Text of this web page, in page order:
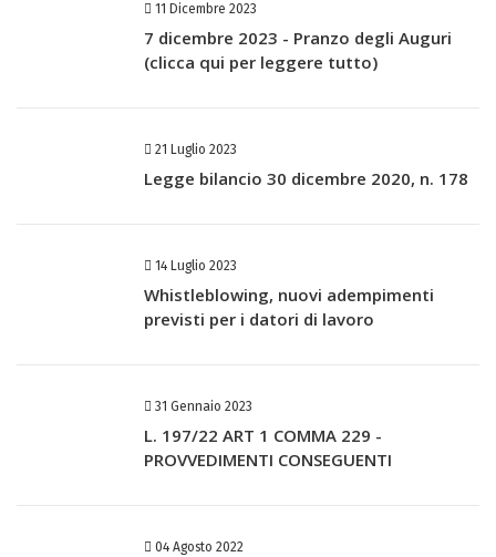
11 Dicembre 2023
7 dicembre 2023 - Pranzo degli Auguri
(clicca qui per leggere tutto)
21 Luglio 2023
Legge bilancio 30 dicembre 2020, n. 178
14 Luglio 2023
Whistleblowing, nuovi adempimenti
previsti per i datori di lavoro
31 Gennaio 2023
L. 197/22 ART 1 COMMA 229 -
PROVVEDIMENTI CONSEGUENTI
04 Agosto 2022